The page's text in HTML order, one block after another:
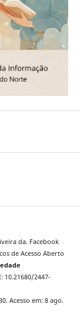
da. Facebook
de Acesso Aberto
10.21680/2447-
Acesso em: 8 ago.